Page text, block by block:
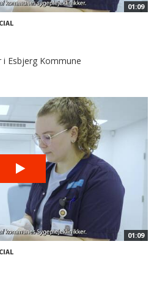
01:09
i Esbjerg Kommune
01:09